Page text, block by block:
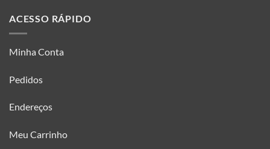
ACESSO RÁPIDO
Minha Conta
Pedidos
Endereços
Meu Carrinho